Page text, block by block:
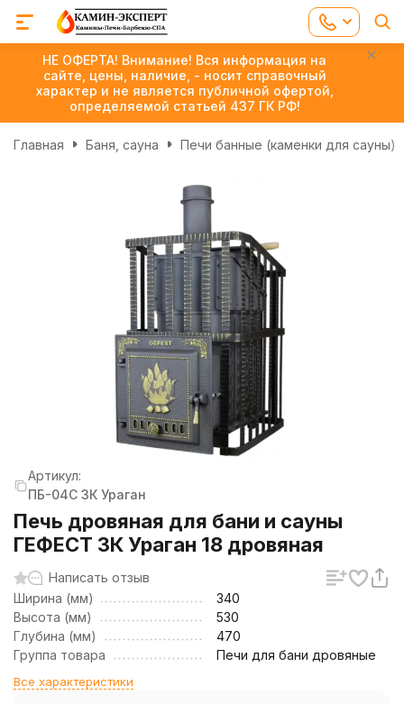
НЕ ОФЕРТА! Внимание! Вся информация на
сайте, цены, наличие, - носит справочный
характер и не является публичной офертой,
определяемой статьей 437 ГК РФ!
Главная Баня, сауна Печи банные (каменки для сауны)
Артикул:
ПБ-04С 3К Ураган
Печь дровяная для бани и сауны
ГЕФЕСТ ЗК Ураган 18 дровяная
Написать отзыв
Ширина (мм)
340
Высота (мм)
530
Глубина (мм)
470
Группа товара
Печи для бани дровяные
Все характеристики